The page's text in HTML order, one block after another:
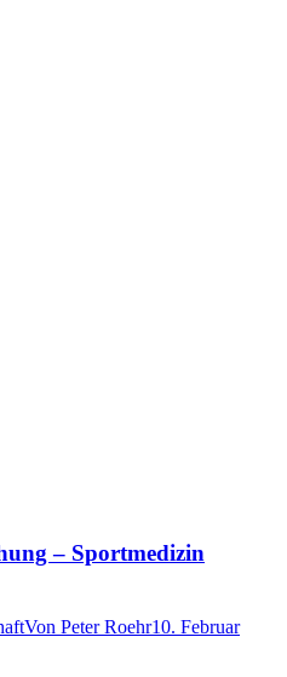
– Sportmedizin
Von Peter Roehr10. Februar